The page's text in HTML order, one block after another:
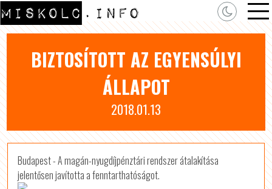
BIZTOSÍTOTT AZ EGYENSÚLYI
ÁLLAPOT
2018.01.13
Budapest - A magán-nyugdíjpénztári rendszer átalakítása
jelentősen javította a fenntarthatóságot.